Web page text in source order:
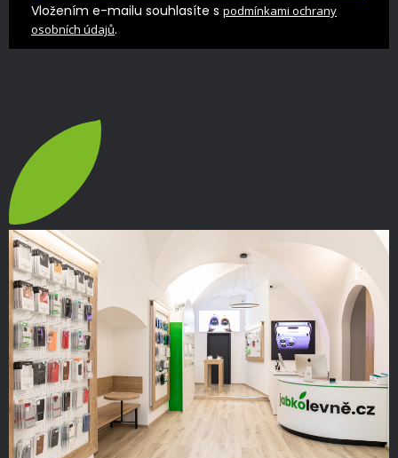
Vložením e-mailu souhlasíte s podmínkami ochrany
osobních údajů.